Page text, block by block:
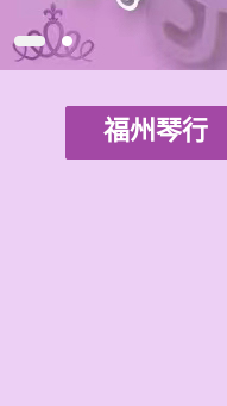
福州琴行